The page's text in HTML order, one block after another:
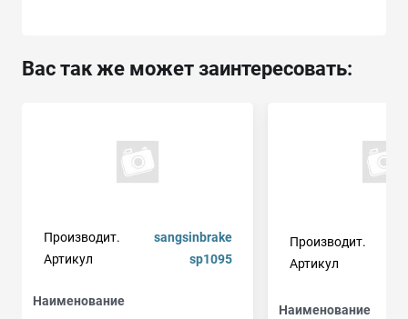
Вас так же может заинтересовать:
Производит.
sangsinbrake
Артикул
sp1095
Наименование
Производит.
Артикул
Наименование